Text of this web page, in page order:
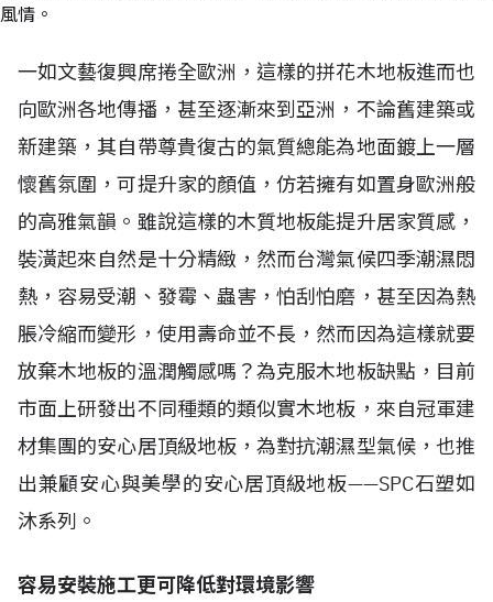
風情。
一如文藝復興席捲全歐洲，這樣的拼花木地板進而也
向歐洲各地傳播，甚至逐漸來到亞洲，不論舊建築或
新建築，其自帶尊貴復古的氣質總能為地面鍍上一層
懷舊氛圍，可提升家的顏值，仿若擁有如置身歐洲般
的高雅氣韻。雖說這樣的木質地板能提升居家質感，
裝潢起來自然是十分精緻，然而台灣氣候四季潮濕悶
熱，容易受潮、發霉、蟲害，怕刮怕磨，甚至因為熱
脹冷縮而變形，使用壽命並不長，然而因為這樣就要
放棄木地板的溫潤觸感嗎？為克服木地板缺點，目前
市面上研發出不同種類的類似實木地板，來自冠軍建
材集團的安心居頂級地板，為對抗潮濕型氣候，也推
出兼顧安心與美學的安心居頂級地板——SPC石塑如
沐系列。
容易安裝施工更可降低對環境影響